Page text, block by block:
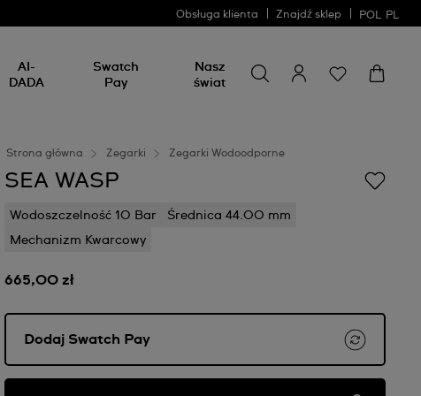
Obsługa klienta Znajdź sklep POL PL
AI-
DADA
Swatch
Pay
Nasz
świat
coś
Strona główna Zegarki Zegarki Wodoodporne
SEA WASP
Wodoszczelność 10 Bar
Średnica 44.00 mm
Mechanizm Kwarcowy
665,00 zł
Dodaj Swatch Pay